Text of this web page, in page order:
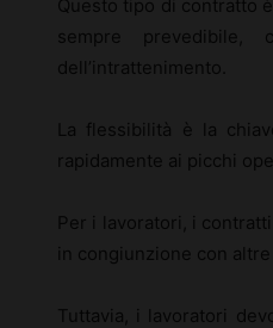
Questo tipo di contratto
sempre
dell’intrattenimento.
La flessibilità è la
rapidamente ai picchi
Per i lavoratori, i
in congiunzione con
Tuttavia, i lavoratori